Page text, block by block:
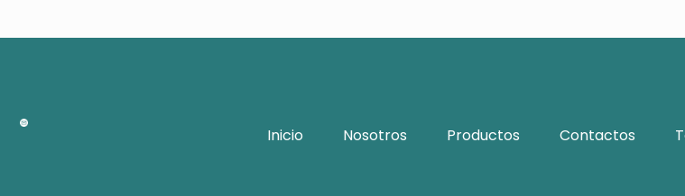
Inicio Nosotros Productos Contactos